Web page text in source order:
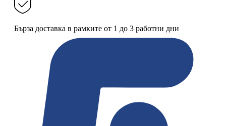
Бърза доставка в рамките от 1 до 3 работни дни